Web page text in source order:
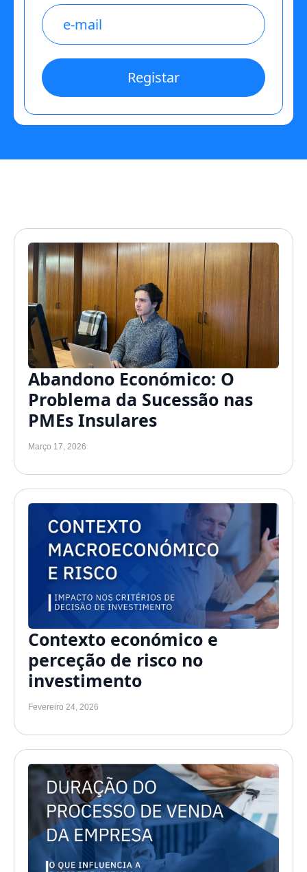
E-
mail
*
Registar
Abandono Económico: O
Problema da Sucessão nas
PMEs Insulares
Março 17, 2026
Contexto económico e
perceção de risco no
investimento
Fevereiro 24, 2026